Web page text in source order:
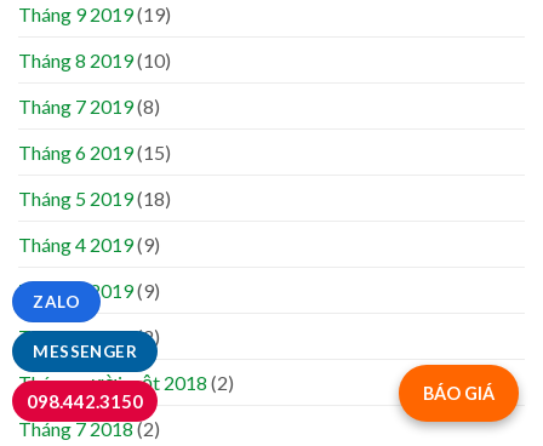
Tháng 9 2019(19)
Tháng 8 2019(10)
Tháng 7 2019(8)
Tháng 6 2019(15)
Tháng 5 2019(18)
Tháng 4 2019(9)
Tháng 3 2019(9)
Tháng 2 2019(2)
Tháng mười một 2018 (2)
Tháng 7 2018(2)
BÁO GIÁ
MESSENGER
ZALO
098.442.3150